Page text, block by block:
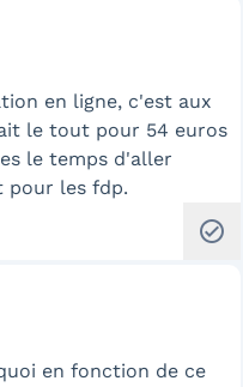
en ligne, c'est aux
le tout pour 54 euros
le temps d'aller
pour les fdp.
check_circle
en fonction de ce